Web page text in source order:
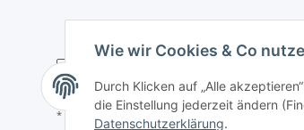
* Alle Preise inkl. gesetzlicher USt., zzgl.
Wie wir Cookies & Co
Durch Klicken auf „Alle
die Einstellung jederzeit ändern
Datenschutzerklärung.